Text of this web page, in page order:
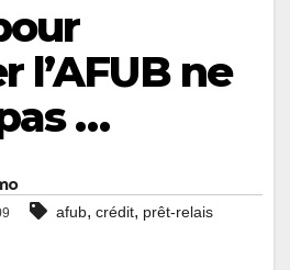
l’AFUB ne
…
afub, crédit, prêt-relais